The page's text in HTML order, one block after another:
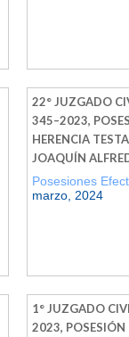
22° JUZGADO
345–2023,
HERENCIA
JOAQUÍN
Posesiones
marzo, 2024
1° JUZGADO
2023, POSESIÓN